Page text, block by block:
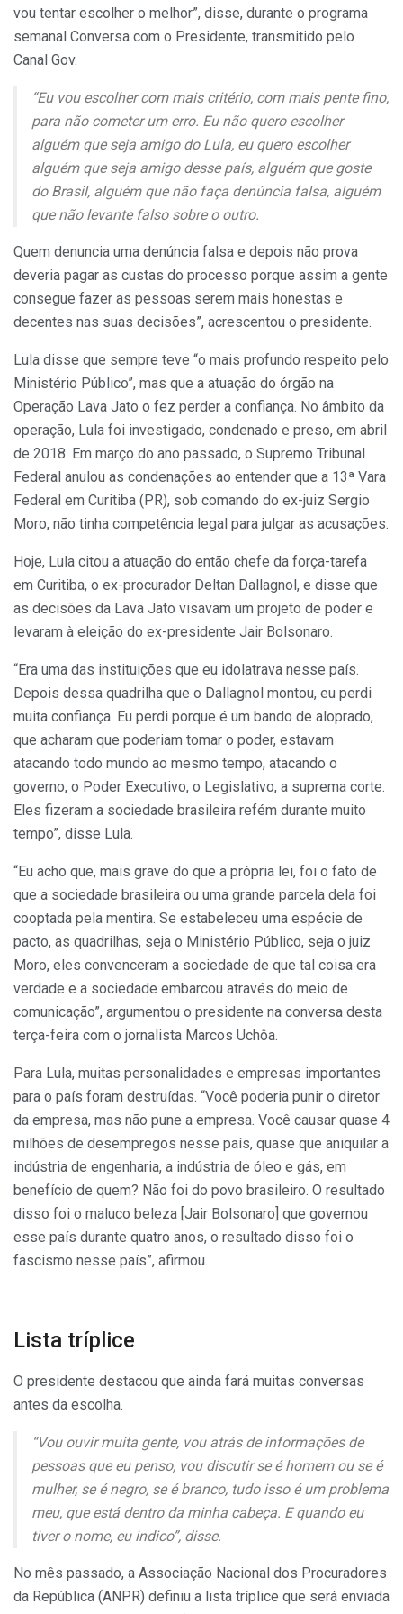
vou tentar escolher o melhor”, disse, durante o programa
semanal Conversa com o Presidente, transmitido pelo
Canal Gov.
“Eu vou escolher com mais critério, com mais pente fino,
para não cometer um erro. Eu não quero escolher
alguém que seja amigo do Lula, eu quero escolher
alguém que seja amigo desse país, alguém que goste
do Brasil, alguém que não faça denúncia falsa, alguém
que não levante falso sobre o outro.
Quem denuncia uma denúncia falsa e depois não prova
deveria pagar as custas do processo porque assim a gente
consegue fazer as pessoas serem mais honestas e
decentes nas suas decisões”, acrescentou o presidente.
Lula disse que sempre teve “o mais profundo respeito pelo
Ministério Público”, mas que a atuação do órgão na
Operação Lava Jato o fez perder a confiança. No âmbito da
operação, Lula foi investigado, condenado e preso, em abril
de 2018. Em março do ano passado, o Supremo Tribunal
Federal anulou as condenações ao entender que a 13ª Vara
Federal em Curitiba (PR), sob comando do ex-juiz Sergio
Moro, não tinha competência legal para julgar as acusações.
Hoje, Lula citou a atuação do então chefe da força-tarefa
em Curitiba, o ex-procurador Deltan Dallagnol, e disse que
as decisões da Lava Jato visavam um projeto de poder e
levaram à eleição do ex-presidente Jair Bolsonaro.
“Era uma das instituições que eu idolatrava nesse país.
Depois dessa quadrilha que o Dallagnol montou, eu perdi
muita confiança. Eu perdi porque é um bando de aloprado,
que acharam que poderiam tomar o poder, estavam
atacando todo mundo ao mesmo tempo, atacando o
governo, o Poder Executivo, o Legislativo, a suprema corte.
Eles fizeram a sociedade brasileira refém durante muito
tempo”, disse Lula.
“Eu acho que, mais grave do que a própria lei, foi o fato de
que a sociedade brasileira ou uma grande parcela dela foi
cooptada pela mentira. Se estabeleceu uma espécie de
pacto, as quadrilhas, seja o Ministério Público, seja o juiz
Moro, eles convenceram a sociedade de que tal coisa era
verdade e a sociedade embarcou através do meio de
comunicação”, argumentou o presidente na conversa desta
terça-feira com o jornalista Marcos Uchôa.
Para Lula, muitas personalidades e empresas importantes
para o país foram destruídas. “Você poderia punir o diretor
da empresa, mas não pune a empresa. Você causar quase 4
milhões de desempregos nesse país, quase que aniquilar a
indústria de engenharia, a indústria de óleo e gás, em
benefício de quem? Não foi do povo brasileiro. O resultado
disso foi o maluco beleza [Jair Bolsonaro] que governou
esse país durante quatro anos, o resultado disso foi o
fascismo nesse país”, afirmou.
Lista tríplice
O presidente destacou que ainda fará muitas conversas
antes da escolha.
“Vou ouvir muita gente, vou atrás de informações de
pessoas que eu penso, vou discutir se é homem ou se é
mulher, se é negro, se é branco, tudo isso é um problema
meu, que está dentro da minha cabeça. E quando eu
tiver o nome, eu indico”, disse.
No mês passado, a Associação Nacional dos Procuradores
da República (ANPR) definiu a lista tríplice que será enviada